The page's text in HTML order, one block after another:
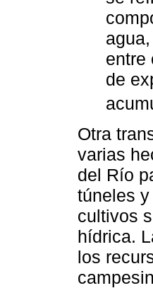
entre
de
Otra
varias
del Río
túneles
cultivos
hídrica.
los